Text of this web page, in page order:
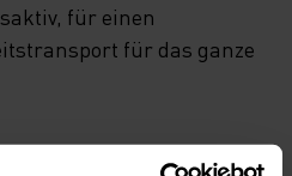
für einen
für das ganze